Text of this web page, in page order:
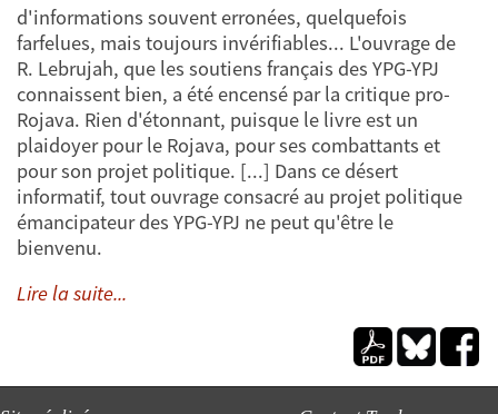
d'informations souvent erronées, quelquefois
farfelues, mais toujours invérifiables... L'ouvrage de
R. Lebrujah, que les soutiens français des YPG-YPJ
connaissent bien, a été encensé par la critique pro-
Rojava. Rien d'étonnant, puisque le livre est un
plaidoyer pour le Rojava, pour ses combattants et
pour son projet politique. [...] Dans ce désert
informatif, tout ouvrage consacré au projet politique
émancipateur des YPG-YPJ ne peut qu'être le
bienvenu.
Lire la suite...